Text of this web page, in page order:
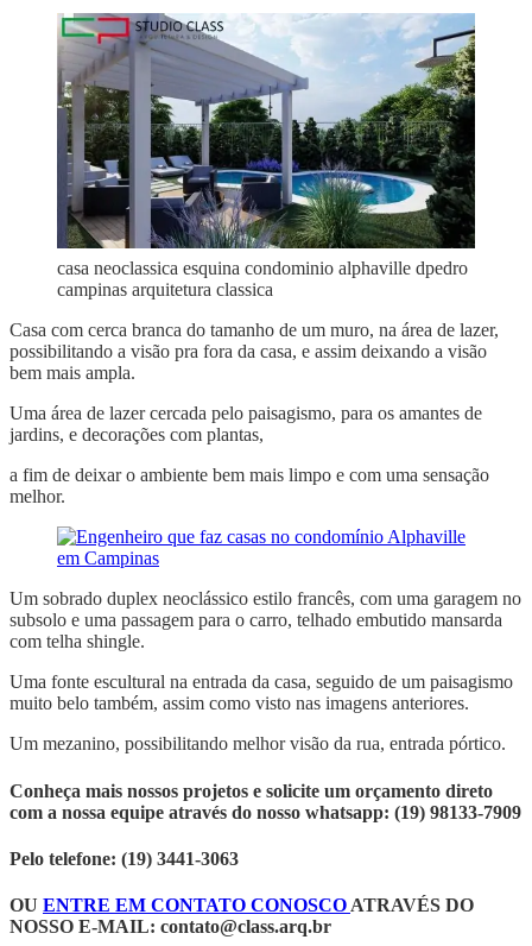
casa neoclassica esquina condominio alphaville dpedro
campinas arquitetura classica
Casa com cerca branca do tamanho de um muro, na área de lazer,
possibilitando a visão pra fora da casa, e assim deixando a visão
bem mais ampla.
Uma área de lazer cercada pelo paisagismo, para os amantes de
jardins, e decorações com plantas,
a fim de deixar o ambiente bem mais limpo e com uma sensação
melhor.
Um sobrado duplex neoclássico estilo francês, com uma garagem no
subsolo e uma passagem para o carro, telhado embutido mansarda
com telha shingle.
Uma fonte escultural na entrada da casa, seguido de um paisagismo
muito belo também, assim como visto nas imagens anteriores.
Um mezanino, possibilitando melhor visão da rua, entrada pórtico.
Conheça mais nossos projetos e solicite um orçamento direto
com a nossa equipe através do nosso whatsapp: (19) 98133-7909
Pelo telefone: (19) 3441-3063
OU ENTRE EM CONTATO CONOSCO ATRAVÉS DO
NOSSO E-MAIL: contato@class.arq.br